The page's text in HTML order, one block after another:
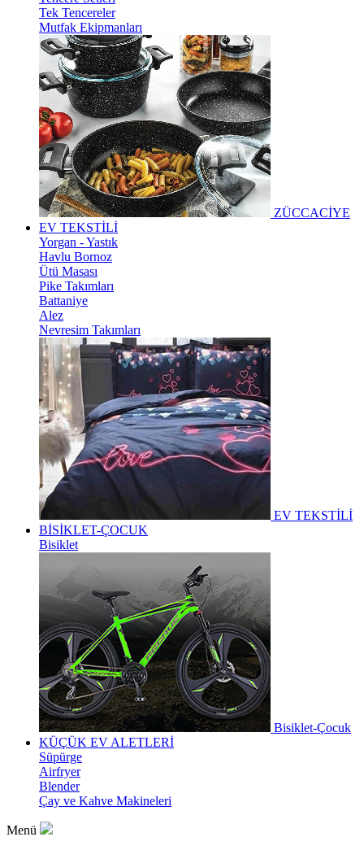
Tek Tencereler
Mutfak Ekipmanları
ZÜCCACİYE
EV TEKSTİLİ
Yorgan - Yastık
Havlu Bornoz
Ütü Masası
Pike Takımları
Battaniye
Alez
Nevresim Takımları
EV TEKSTİLİ
BİSİKLET-ÇOCUK
Bisiklet
Bisiklet-Çocuk
KÜÇÜK EV ALETLERİ
Süpürge
Airfryer
Blender
Çay ve Kahve Makineleri
Menü